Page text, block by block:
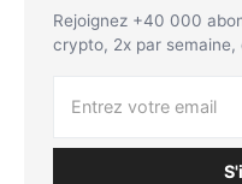
Rejoignez +40 000
crypto, 2x par semaine,